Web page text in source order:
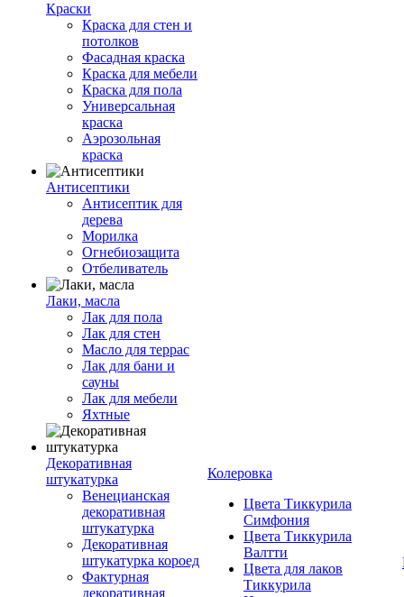
Краски
Краска для стен и
потолков
Фасадная краска
Краска для мебели
Краска для пола
Универсальная
краска
Аэрозольная
краска
Антисептики
Антисептик для
дерева
Морилка
Огнебиозащита
Отбеливатель
Лаки, масла
Лак для пола
Лак для стен
Масло для террас
Лак для бани и
сауны
Лак для мебели
Яхтные
Декоративная
штукатурка
Венецианская
декоративная
штукатурка
Декоративная
штукатурка короед
Фактурная
декоративная
Колеровка
Цвета Тиккурила
Симфония
Цвета Тиккурила
Валтти
Цвета для лаков
Тиккурила